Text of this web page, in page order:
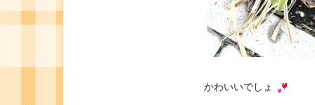
かわいいでしょ